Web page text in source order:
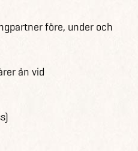
före, under och
än vid